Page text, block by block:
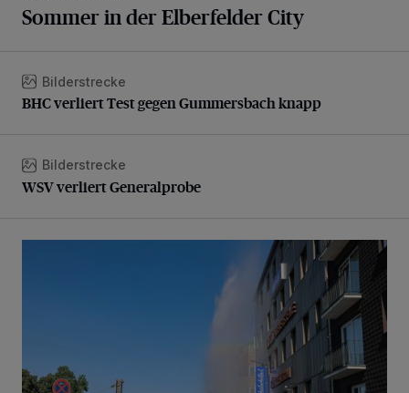
Sommer in der Elberfelder City
BHC verliert Test gegen Gummersbach knapp
Bilderstrecke
BHC verliert Test gegen Gummersbach knapp
WSV verliert Generalprobe
Bilderstrecke
WSV verliert Generalprobe